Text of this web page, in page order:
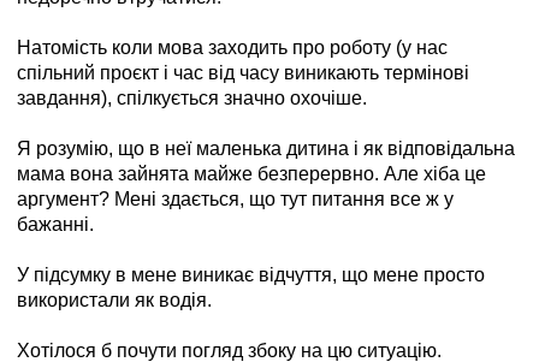
Натомість коли мова заходить про роботу (у нас
спільний проєкт і час від часу виникають термінові
завдання), спілкується значно охочіше.
Я розумію, що в неї маленька дитина і як відповідальна
мама вона зайнята майже безперервно. Але хіба це
аргумент? Мені здається, що тут питання все ж у
бажанні.
У підсумку в мене виникає відчуття, що мене просто
використали як водія.
Хотілося б почути погляд збоку на цю ситуацію.